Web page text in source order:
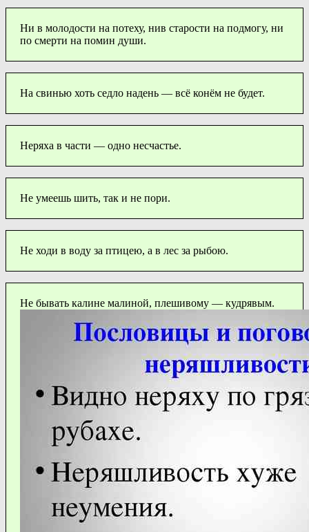
Ни в молодости на потеху, нив старости на подмогу, ни
по смерти на помин души.
На свинью хоть седло надень — всё конём не будет.
Неряха в части — одно несчастье.
Не умеешь шить, так и не пори.
Не ходи в воду за птицею, а в лес за рыбою.
Не бывать калине малиной, плешивому — кудрявым.